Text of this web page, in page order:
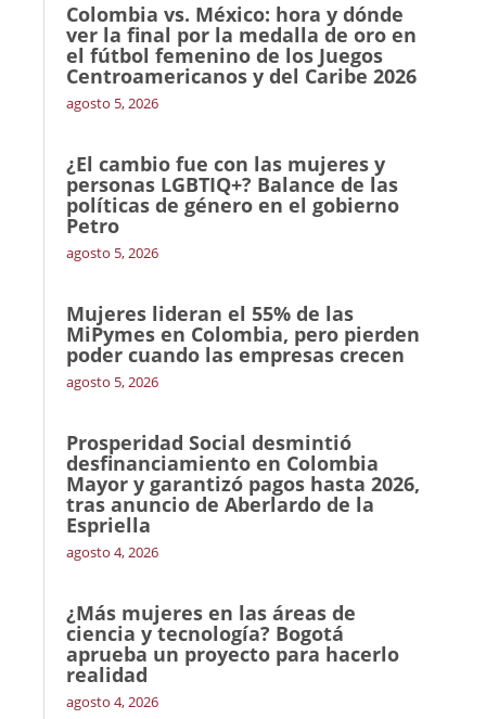
Colombia vs. México: hora y dónde
ver la final por la medalla de oro en
el fútbol femenino de los Juegos
Centroamericanos y del Caribe 2026
agosto 5, 2026
¿El cambio fue con las mujeres y
personas LGBTIQ+? Balance de las
políticas de género en el gobierno
Petro
agosto 5, 2026
Mujeres lideran el 55% de las
MiPymes en Colombia, pero pierden
poder cuando las empresas crecen
agosto 5, 2026
Prosperidad Social desmintió
desfinanciamiento en Colombia
Mayor y garantizó pagos hasta 2026,
tras anuncio de Aberlardo de la
Espriella
agosto 4, 2026
¿Más mujeres en las áreas de
ciencia y tecnología? Bogotá
aprueba un proyecto para hacerlo
realidad
agosto 4, 2026